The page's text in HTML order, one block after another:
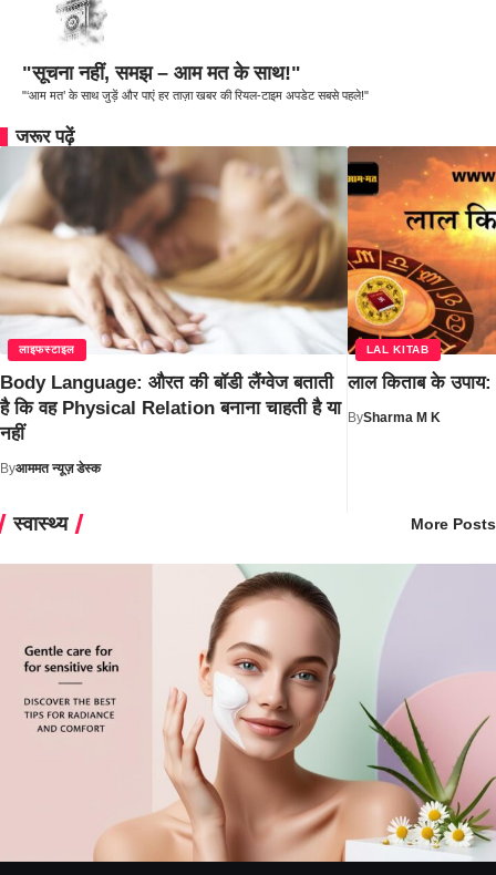
"सूचना नहीं, समझ – आम मत के साथ!"
"‘आम मत’ के साथ जुड़ें और पाएं हर ताज़ा खबर की रियल-टाइम अपडेट सबसे पहले!"
जरूर पढ़ें
लाइफस्टाइल
Body Language: औरत की बॉडी लैंग्वेज बताती
है कि वह Physical Relation बनाना चाहती है या
नहीं
Byआममत न्यूज़ डेस्क
LAL KITAB
लाल किताब के
BySharma M K
स्वास्थ्य More Posts